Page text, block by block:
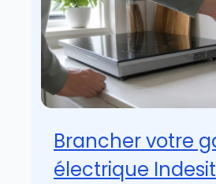
Brancher votre
électrique